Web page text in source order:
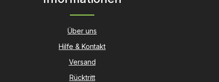
Über uns
Hilfe & Kontakt
Versand
Rücktritt